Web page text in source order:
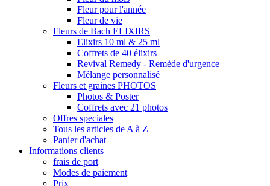
Fleur pour l'année
Fleur de vie
Fleurs de Bach ELIXIRS
Elixirs 10 ml & 25 ml
Coffrets de 40 élixirs
Revival Remedy - Remède d'urgence
Mélange personnalisé
Fleurs et graines PHOTOS
Photos & Poster
Coffrets avec 21 photos
Offres speciales
Tous les articles de A à Z
Panier d'achat
Informations clients
frais de port
Modes de paiement
Prix